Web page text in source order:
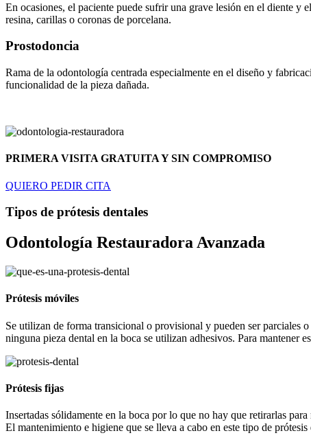
En ocasiones, el paciente puede sufrir una grave lesión en el diente y
resina, carillas o coronas de porcelana.
Prostodoncia
Rama de la odontología centrada especialmente en el diseño y
funcionalidad de la pieza dañada.
PRIMERA VISITA GRATUITA Y SIN COMPROMISO
QUIERO PEDIR CITA
Tipos de prótesis dentales
Odontología Restauradora Avanzada
Prótesis móviles
Se utilizan de forma transicional o provisional y pueden ser parciales
ninguna pieza dental en la boca se utilizan adhesivos. Para mantener
Prótesis fijas
Insertadas sólidamente en la boca por lo que no hay que retirarlas
El mantenimiento e higiene que se lleva a cabo en este tipo de